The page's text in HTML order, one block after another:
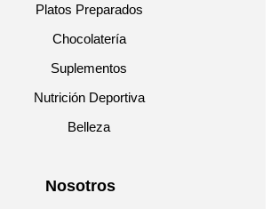
Platos Preparados
Chocolatería
Suplementos
Nutrición Deportiva
Belleza
Nosotros